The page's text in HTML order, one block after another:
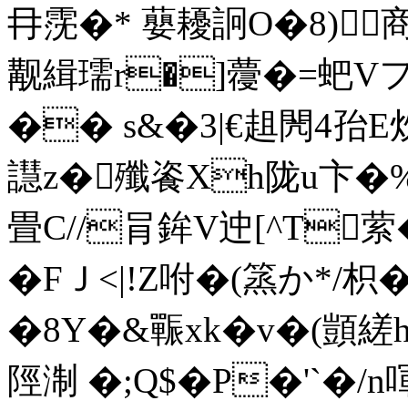
冄霃�* 蘡耰詗O�8)
觏緝瓀r�]蘉�=蚆
�� s&�3|€趄閌4孡E炊
譿z�殲餈Xh陇u卞
畳C//肙鉾V迚[^T
�FＪ<|!Z咐�(篜か*/枳�3
�8Y�&辴xk�v�(顗縒h
陘淛 �;Q$�P�'`�/n